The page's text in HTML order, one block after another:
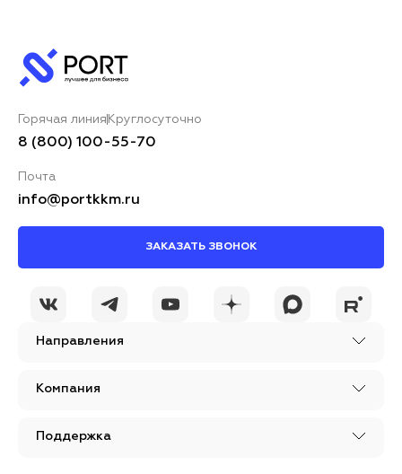
Направления
Компания
Поддержка
Горячая линия Круглосуточно
8 (800) 100-55-70
Почта
info@portkkm.ru
ЗАКАЗАТЬ ЗВОНОК